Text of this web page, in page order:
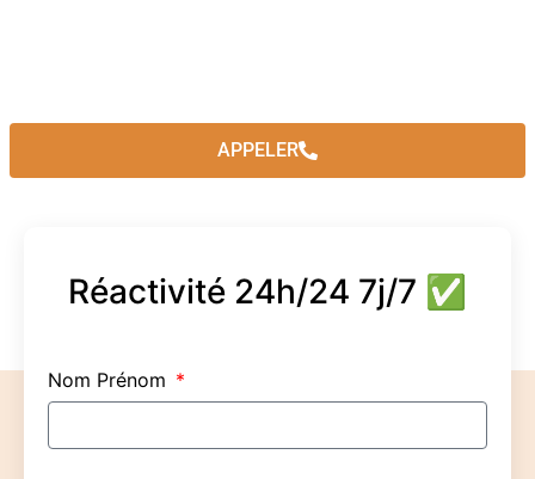
APPELER
Réactivité 24h/24 7j/7 ✅
Nom Prénom